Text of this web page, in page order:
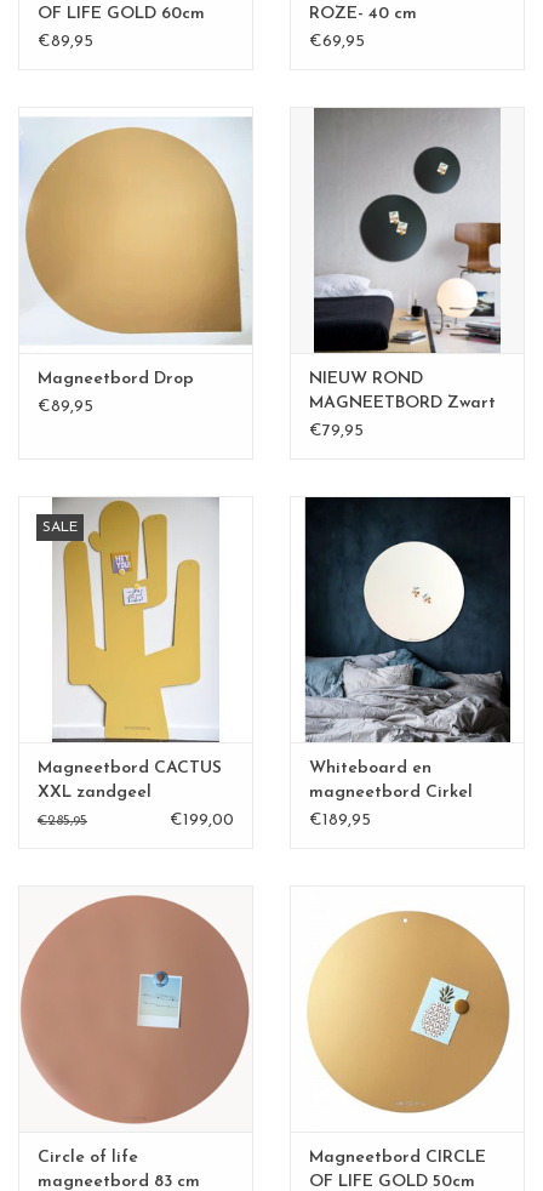
OF LIFE GOLD 60cm
€89,95
ROZE- 40 cm
€69,95
Magneetbord Drop
€89,95
NIEUW ROND
MAGNEETBORD Zwart
40 cm
€79,95
SALE
Magneetbord CACTUS
XXL zandgeel
€285,95 €199,00
Whiteboard en
magneetbord Cirkel
83cm
€189,95
Circle of life
magneetbord 83 cm
Magneetbord CIRCLE
OF LIFE GOLD 50cm